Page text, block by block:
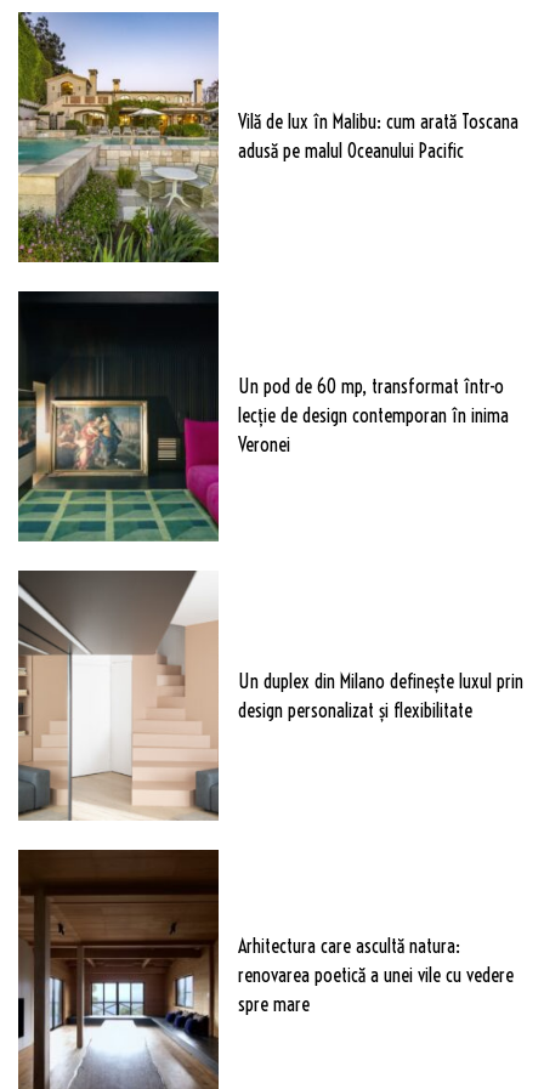
Vilă de lux în Malibu: cum arată Toscana
adusă pe malul Oceanului Pacific
Un pod de 60 mp, transformat într-o
lecție de design contemporan în inima
Veronei
Un duplex din Milano definește luxul prin
design personalizat și flexibilitate
Arhitectura care ascultă natura:
renovarea poetică a unei vile cu vedere
spre mare